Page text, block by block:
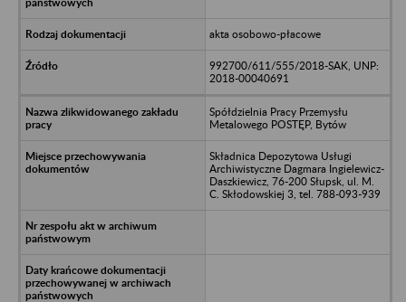
akta osobowo-płacowe
992700/611/555/2018-SAK, UNP:
2018-00040691
Spółdzielnia Pracy Przemysłu
Metalowego POSTĘP, Bytów
Składnica Depozytowa Usługi
Archiwistyczne Dagmara Ingielewicz-
Daszkiewicz, 76-200 Słupsk, ul. M.
C. Skłodowskiej 3, tel. 788-093-939